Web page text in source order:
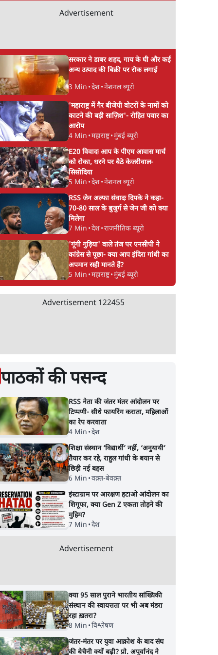
Advertisement
सरकार ने डाबर शहद, गाय के घी और कई
अन्य उत्पाद की बिक्री पर रोक लगाई
3 Min •देश•नेशनल ब्यूरो
'महाराष्ट्र में गैर बीजेपी वोटरों के नामों को
काटने की बड़ी साज़िश'- रोहित पवार का
आरोप
4 Min •महाराष्ट्र•मुंबई ब्यूरो
E20 विवादः आप के पीएम आवास मार्च
को रोका, धरने पर बैठे केजरीवाल-
सिसोदिया
5 Min •देश•नेशनल ब्यूरो
RSS जेन अल्फा संवादः दिपके ने कहा-
70-80 साल के बुजुर्ग से जेन जी को क्या
मिलेगा
7 Min •देश•राजनीतिक ब्यूरो
'गूंगी गुड़िया' वाले तंज पर एनसीपी ने
कांग्रेस से पूछा- क्या आप इंदिरा गांधी का
अपमान सही मानते हैं?
5 Min •महाराष्ट्र•मुंबई ब्यूरो
Advertisement 122455
पाठकों की पसन्द
RSS नेता की जंतर मंतर आंदोलन पर
टिप्पणी- सीधे फायरिंग कराता, महिलाओं
का रेप करवाता
4 Min •देश
शिक्षा संस्थान ‘विद्यार्थी’ नहीं, ‘अनुयायी’
तैयार कर रहे, राहुल गांधी के बयान से
छिड़ी नई बहस
6 Min •वक़्त-बेवक़्त
इंस्टाग्राम पर आरक्षण हटाओ आंदोलन का
शिगूफा, क्या Gen Z एकता तोड़ने की
मुहिम?
7 Min •देश
Advertisement
क्या 95 साल पुराने भारतीय सांख्यिकी
संस्थान की स्वायत्तता पर भी अब मंडरा
रहा ख़तरा?
8 Min •विश्लेषण
जंतर-मंतर पर युवा आक्रोश के बाद संघ
की बेचैनी क्यों बढ़ी? प्रो. अपूर्वानंद ने